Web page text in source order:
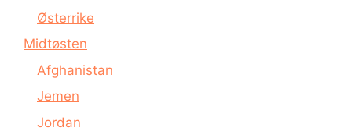
Østerrike
Midtøsten
Afghanistan
Jemen
Jordan